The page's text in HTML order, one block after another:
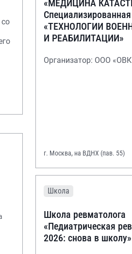
«МЕДИЦИНА
«ТЕХНОЛОГИИ
И РЕАБИЛИТАЦИИ»
Организатор: ООО
г. Москва, на ВДНХ (пав. 55)
Школа
Школа ревматолога
«Педиатрическая
2026: снова в школу»